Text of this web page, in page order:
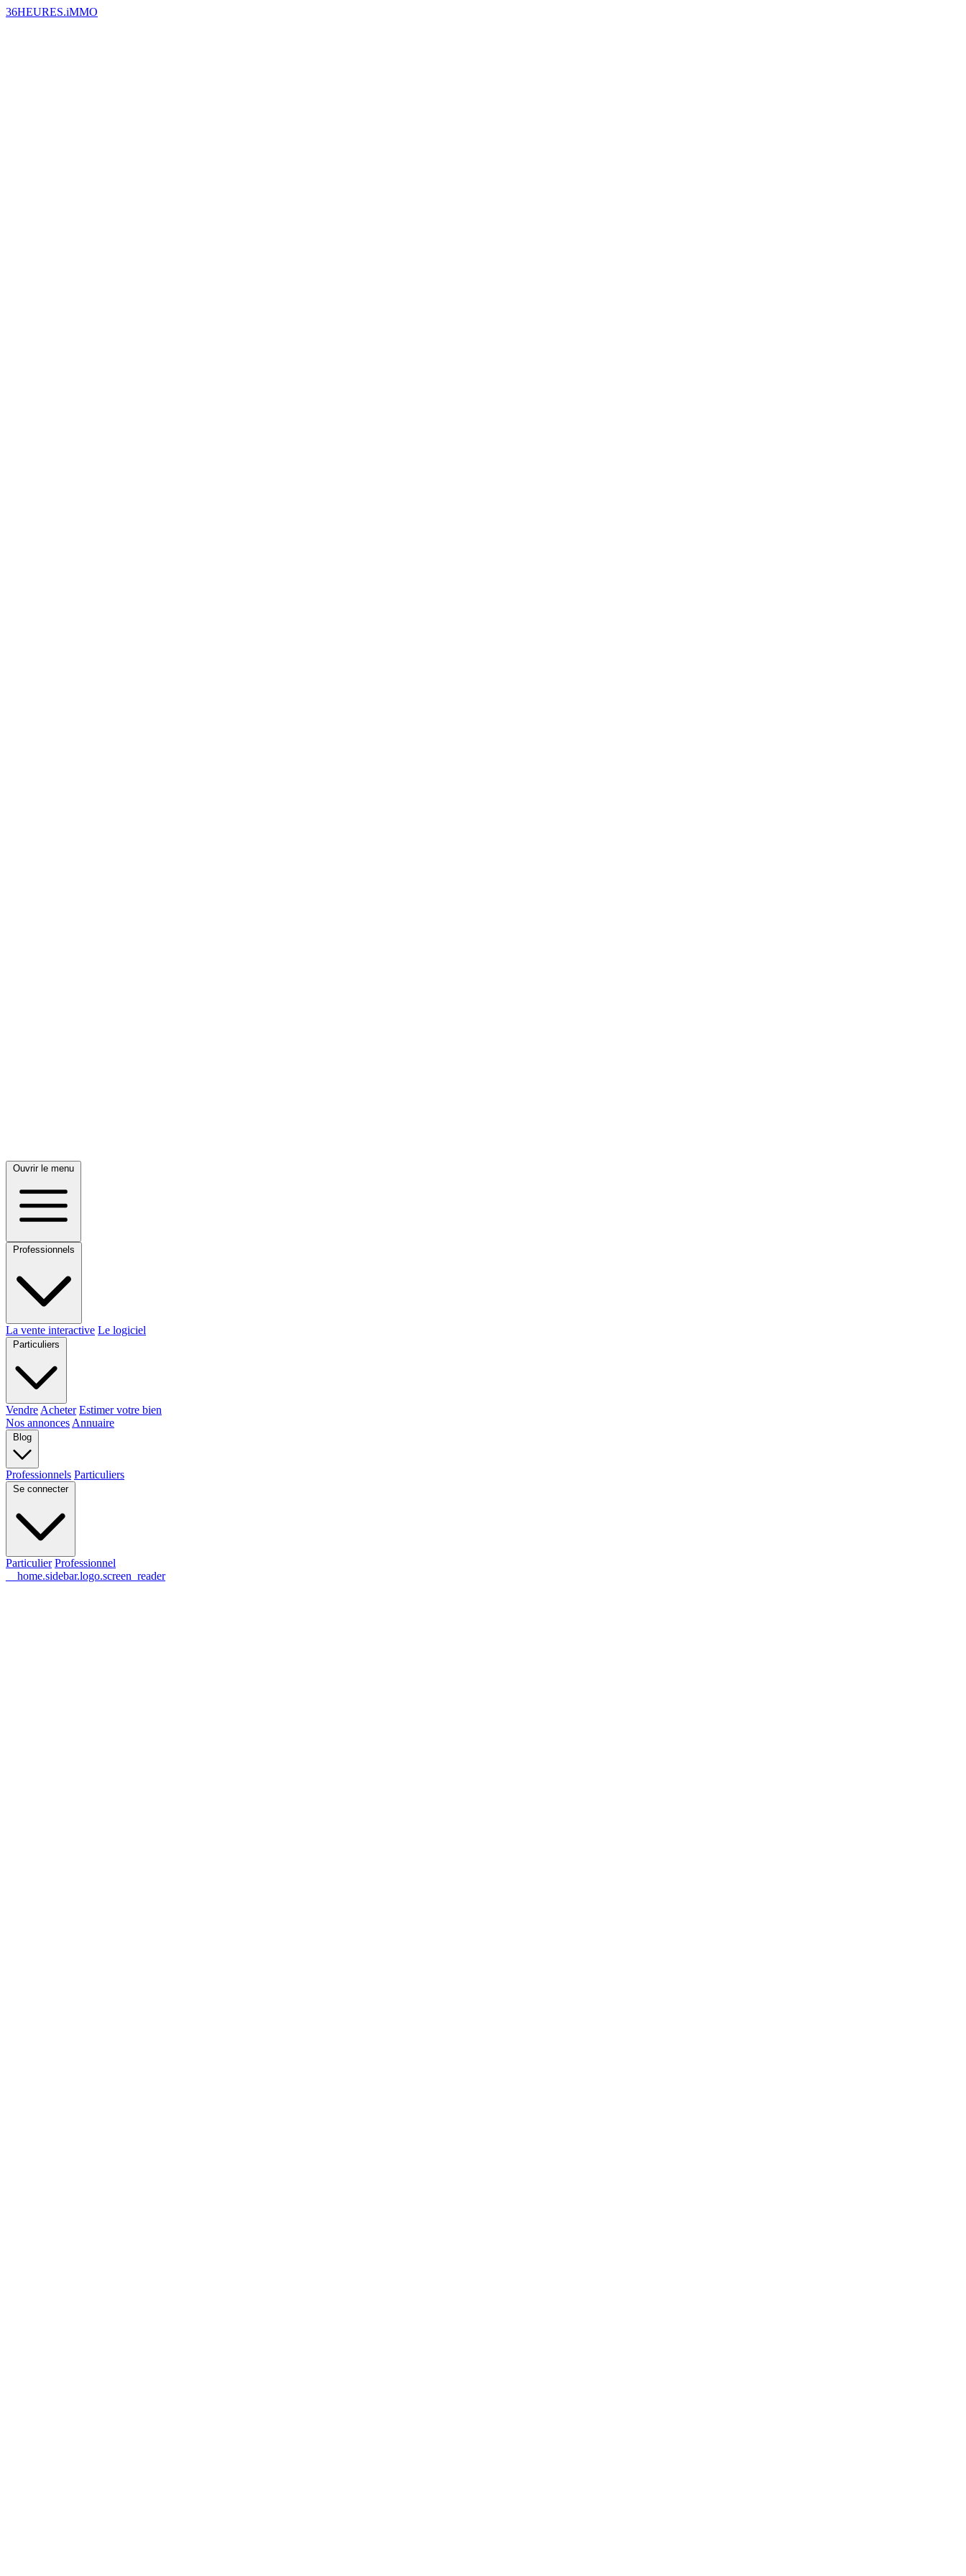
36HEURES.iMMO
Ouvrir le menu
Professionnels
La vente interactive Le logiciel
Particuliers
Vendre Acheter Estimer votre bien
Nos annonces Annuaire
Blog
Professionnels Particuliers
Se connecter
Particulier Professionnel
__home.sidebar.logo.screen_reader